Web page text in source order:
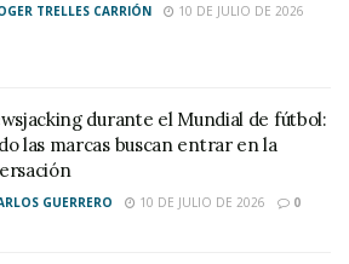
TRELLES CARRIÓN
10 DE JULIO DE 2026
durante el Mundial de fútbol:
las marcas buscan entrar en la
GUERRERO 10 DE JULIO DE 2026 0